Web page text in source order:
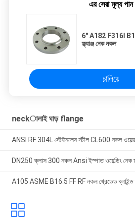
এর সেরা মূল্য পান
6" A182 F316l
ফ্ল্যাঞ্জ নেক নকল
চালিয়ে
neckালাই ঘাড় flange
ANSI RF 304L স্টেইনলেস স্টীল CL600 নকল ওয়েল্ড
DN250 ক্লাস 300 নকল Ansi ইস্পাত ওয়েল্ডিং নেক
A105 ASME B16.5 FF RF নকল থ্রেডেড ব্লাইন্ড